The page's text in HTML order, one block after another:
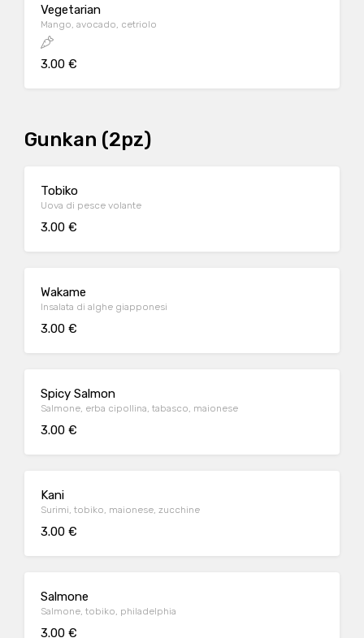
Vegetarian
Mango, avocado, cetriolo
3.00 €
Gunkan (2pz)
Tobiko
Uova di pesce volante
3.00 €
Wakame
Insalata di alghe giapponesi
3.00 €
Spicy Salmon
Salmone, erba cipollina, tabasco, maionese
3.00 €
Kani
Surimi, tobiko, maionese, zucchine
3.00 €
Salmone
Salmone, tobiko, philadelphia
3.00 €